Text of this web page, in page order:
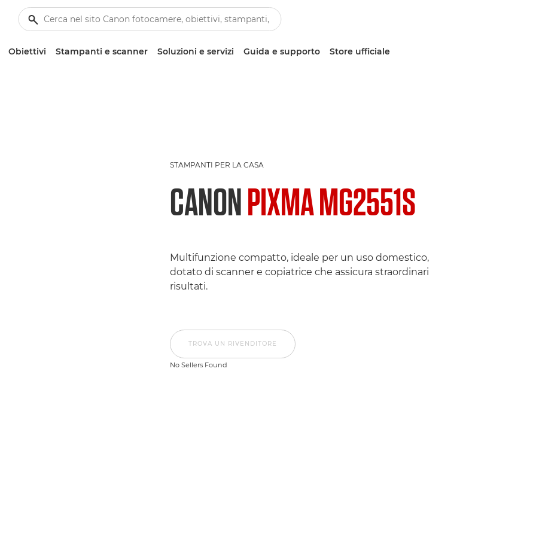
Obiettivi Stampanti e scanner Soluzioni e servizi Guida e supporto Store ufficiale
STAMPANTI PER LA CASA
CANONPIXMA MG2551S
Multifunzione compatto, ideale per un uso domestico,
dotato di scanner e copiatrice che assicura straordinari
risultati.
TROVA UN RIVENDITORE
No Sellers Found